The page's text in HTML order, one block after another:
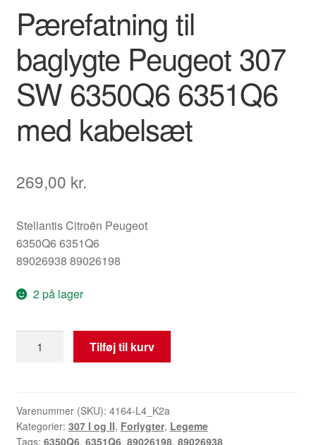
Vilkår og betingelser
Pærefatning til
baglygte Peugeot 307
SW 6350Q6 6351Q6
med kabelsæt
269,00 kr.
Stellantis Citroën Peugeot
6350Q6 6351Q6
89026938 89026198
2 på lager
307
SW
Tilføj til kurv
Varenummer (SKU): 4164-L4_K2a
Kategorier: 307 I og II, Forlygter, Legeme
Tags: 6350Q6, 6351Q6, 89026198, 89026938